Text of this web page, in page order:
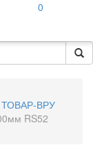
0
ТОВАР-ВРУ
RS52